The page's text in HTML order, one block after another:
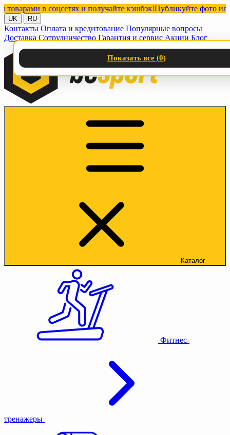
в соцсетях и получайте кэшбэк!Публикуйте фото или
UK RU
Контакты Оплата и кредитование Популярные вопросы
Доставка Сотрудничество Гарантия и сервис Акции Блог
Каталог
Фитнес-
тренажеры
Показать все (0)